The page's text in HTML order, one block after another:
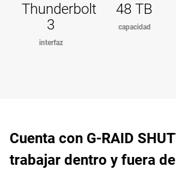
Thunderbolt
3
interfaz
48 TB
capacidad
Cuenta con G-RAID
trabajar dentro y fuera